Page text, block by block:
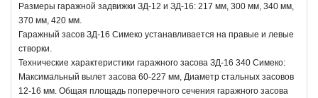
Размеры гаражной задвижки ЗД-12 и ЗД-16: 217 мм, 300 мм, 340 мм,
370 мм, 420 мм.
Гаражный засов ЗД-16 Симеко устанавливается на правые и левые
створки.
Технические характеристики гаражного засова ЗД-16 340 Симеко:
Максимальный вылет засова 60-227 мм, Диаметр стальных засовов
12-16 мм. Общая площадь поперечного сечения гаражного засова